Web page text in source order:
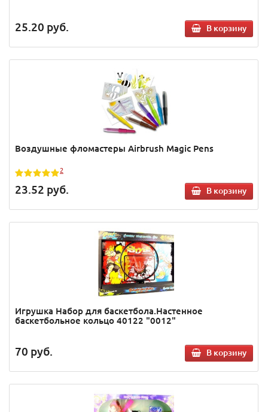
25.20 руб. В корзину
Воздушные фломастеры Airbrush Magic Pens
2
23.52 руб. В корзину
Игрушка Набор для баскетбола.Настенное
баскетбольное кольцо 40122 "0012"
70 руб. В корзину